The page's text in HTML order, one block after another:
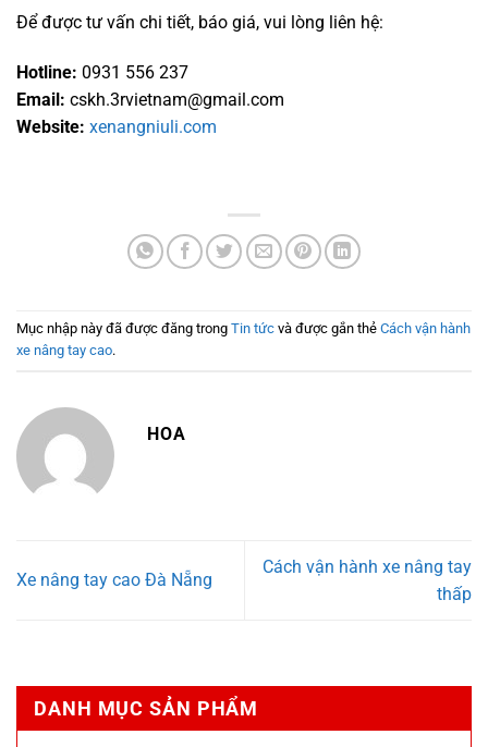
DANH MỤC SẢN PHẨM
Để được tư vấn chi tiết, báo giá, vui lòng liên hệ:
Hotline: 0931 556 237
Email: cskh.3rvietnam@gmail.com
Website: xenangniuli.com
Mục nhập này đã được đăng trong Tin tức và được gắn thẻ Cách vận hành
xe nâng tay cao.
HOA
Xe nâng tay cao Đà Nẵng
Cách vận hành xe nâng tay
thấp